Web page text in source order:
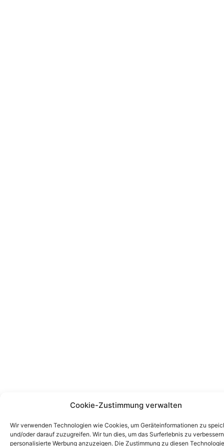
Cookie-Zustimmung verwalten
Wir verwenden Technologien wie Cookies, um Geräteinformationen zu
und/oder darauf zuzugreifen. Wir tun dies, um das Surferlebnis zu
personalisierte Werbung anzuzeigen. Die Zustimmung zu diesen